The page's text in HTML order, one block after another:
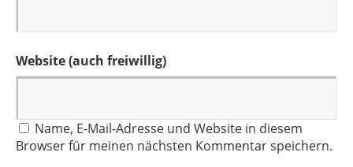
Website (auch freiwillig)
Name, E-Mail-Adresse und Website in diesem
Browser für meinen nächsten Kommentar speichern.